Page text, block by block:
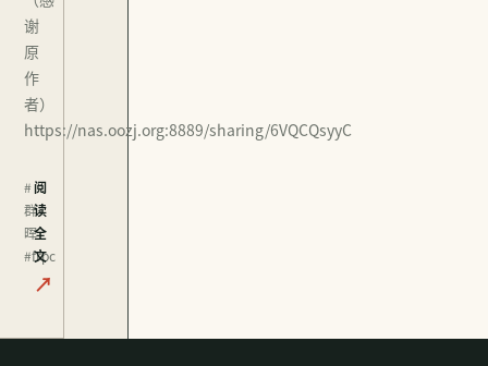
谢
原
作
者）
https://nas.oozj.org:8889/sharing/6VQCQsyyC
#
群
晖
#frpc
阅
读
全
文
↗